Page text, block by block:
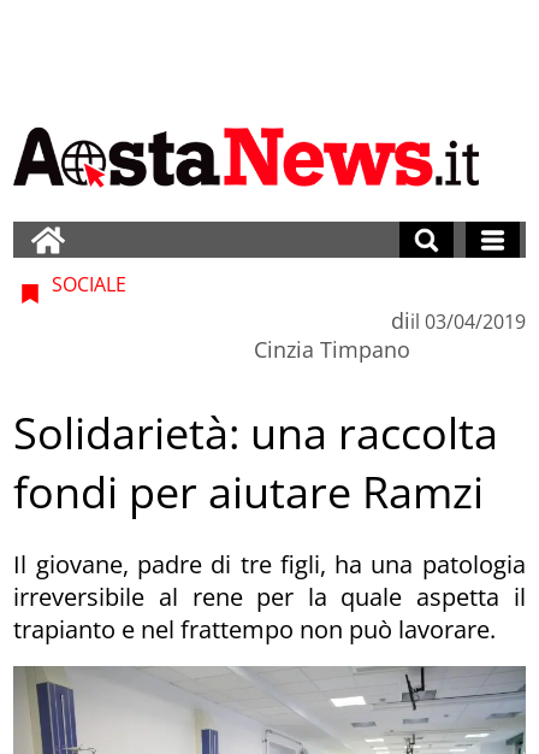
SOCIALE
di
Cinzia Timpano
il 03/04/2019
Solidarietà: una raccolta
fondi per aiutare Ramzi
Il giovane, padre di tre figli, ha una patologia
irreversibile al rene per la quale aspetta il
trapianto e nel frattempo non può lavorare.